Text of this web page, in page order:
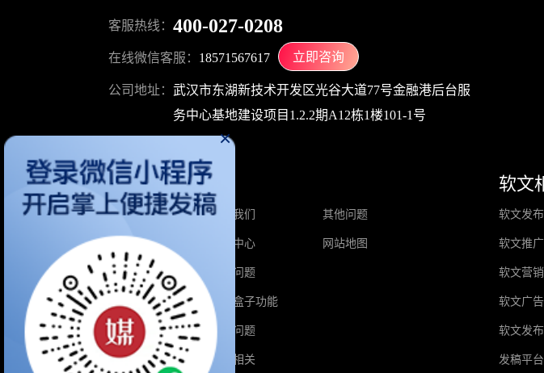
×
客服热线：400-027-0208
在线微信客服： 18571567617 立即咨询
公司地址：武汉市东湖新技术开发区光谷大道77号金融港后台服
务中心基地建设项目1.2.2期A12栋1楼101-1号
关于媒介盒子
首页
软文价格
自媒体价格
增值服务
积分兑换
媒介学院
关于我们
帮助中心
热门问题
媒介盒子功能
业务问题
积分相关
其他问题
网站地图
软文
软文发
软文推广
软文营销
软文广告
软文发布
发稿平台